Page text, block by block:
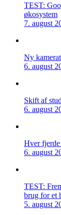
TEST:
økosystem
7. august
Ny
6. august
Skift af
6. august
Hver
6. august
TEST:
brug for et
5. august